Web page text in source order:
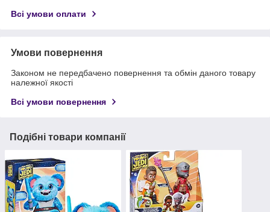
Всі умови оплати
Умови повернення
Законом не передбачено повернення та обмін даного товару
належної якості
Всі умови повернення
Подібні товари компанії